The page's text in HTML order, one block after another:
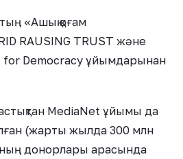
«Ашық қоғам
RAUSING TRUST және
for Democracy ұйымдарынан
MediaNet ұйымы да
(жарты жылда 300 млн
донорлары арасында